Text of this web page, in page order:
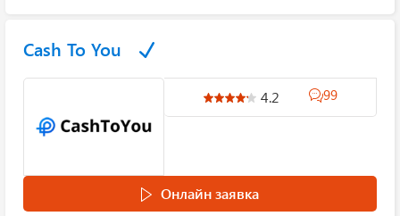
Cash To You
4.2 99
Онлайн заявка